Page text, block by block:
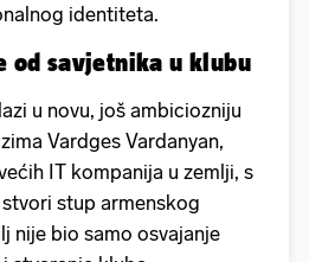
identiteta.
od savjetnika u klubu
u novu, još ambiciozniju
Vardges Vardanyan,
IT kompanija u zemlji, s
stup armenskog
nije bio samo osvajanje